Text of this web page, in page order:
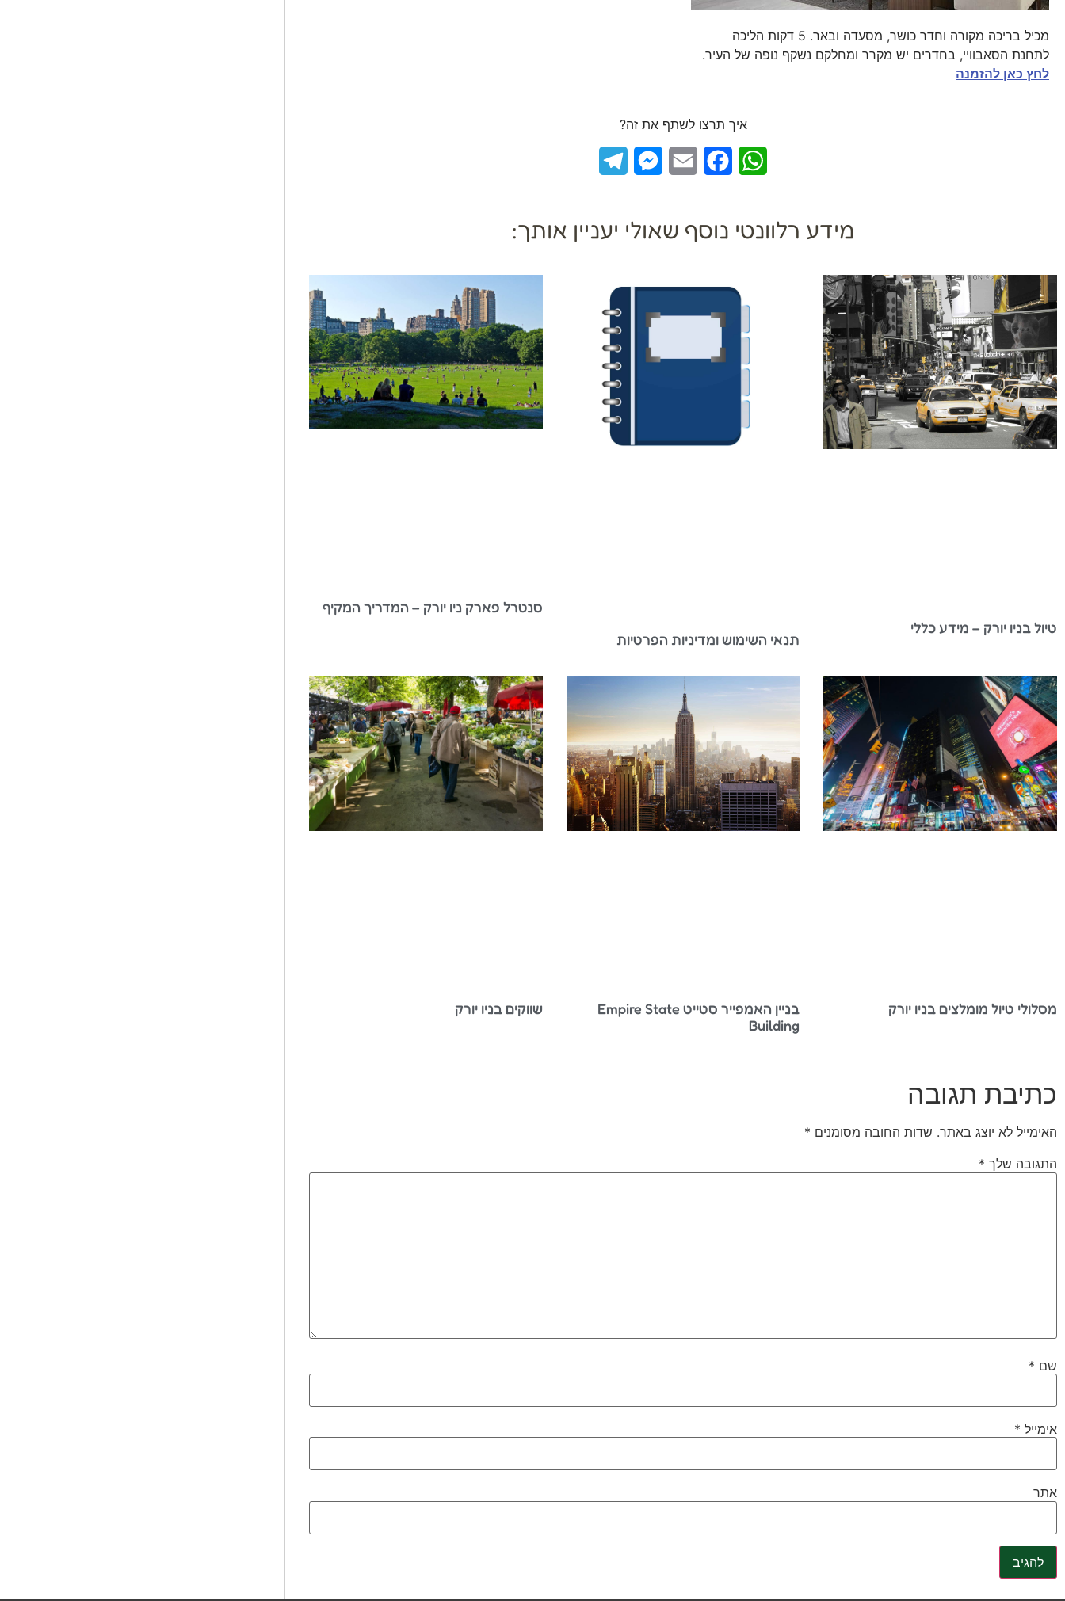
מכיל בריכה מקורה וחדר כושר, מסעדה ובאר. 5 דקות הליכה
לתחנת הסאבוויי, בחדרים יש מקרר ומחלקם נשקף נופה של העיר.
לחץ כאן להזמנה
איך תרצו לשתף את זה?
WhatsApp
Facebook
Email
Messenger
מידע רלוונטי נוסף שאולי יעניין אותך:
טיול בניו יורק – מידע כללי
תנאי השימוש ומדיניות הפרטיות
סנטרל פארק ניו יורק – המדריך המקיף
מסלולי טיול מומלצים בניו יורק
בניין האמפייר סטייט Empire State
Building‬
שווקים בניו יורק
כתיבת תגובה
האימייל לא יוצג באתר. שדות החובה מסומנים *
התגובה שלך *
שם *
אימייל *
אתר